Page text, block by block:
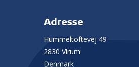
Adresse
Hummeltoftevej 49
2830 Virum
Denmark